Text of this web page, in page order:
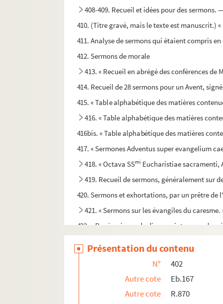
408-409. Recueil et idées pour des sermons.
410. (Titre gravé, mais le texte est manuscrit.)
411. Analyse de sermons qui étaient compris
412. Sermons de morale
413. « Recueil en abrégé des conférences de
414. Recueil de 28 sermons pour un Avent,
415. « Table alphabétique des matières
416. « Table alphabétique des matières
416bis. « Table alphabétique des matières
417. « Sermones Adventus super evangelium
418. « Octava SSmi Eucharistiae sacramenti,
419. Recueil de sermons, généralement sur
420. Sermons et exhortations, par un prêtre
421. « Sermons sur les évangiles du
422. « Panégyriques de divers saints, avec des
Présentation du contenu
N°
402
Autre cote
Eb.167
Autre cote
R.870